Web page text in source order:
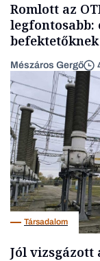
Romlott az
befektetőknek
Mészáros Gergő
Társadalom
Jól vizsgázott